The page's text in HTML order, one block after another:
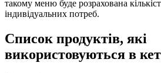
такому меню буде розрахована
індивідуальних потреб.
Список продуктів, які
використовуються в